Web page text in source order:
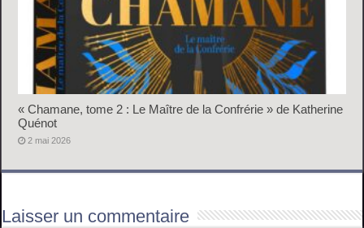
« Chamane, tome 2 : Le Maître de la Confrérie » de Katherine
Quénot
2 mai 2026
Laisser un commentaire